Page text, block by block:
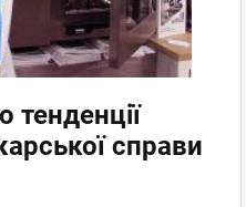
тенденції
справи